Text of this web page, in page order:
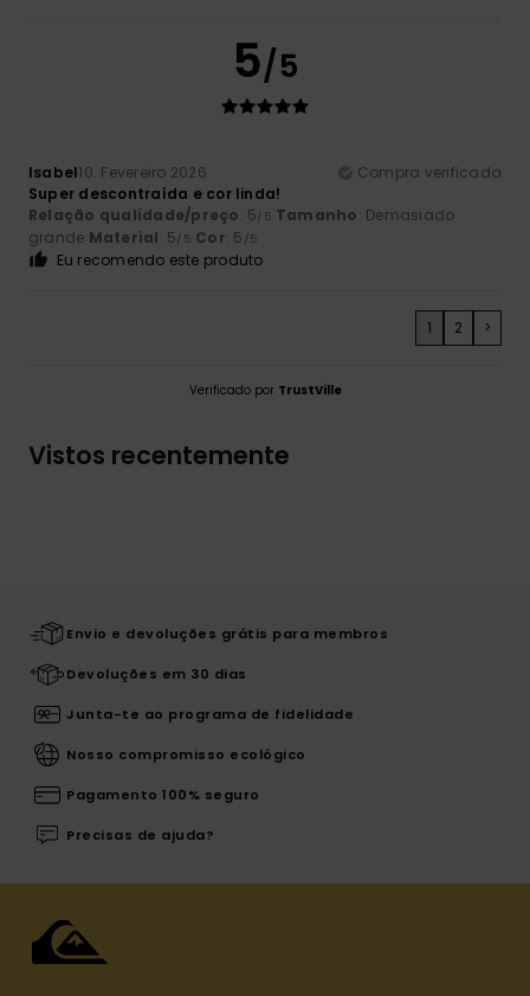
5/5
Isabel10. Fevereiro 2026
Compra verificada
Super descontraída e cor linda!
Relação qualidade/preço: 5/5 Tamanho: Demasiado
grande Material: 5/5 Cor: 5 /5
Eu recomendo este produto
1 2 >
Verificado por TrustVille
Vistos recentemente
Envio e devoluções grátis para membros
Devoluções em 30 dias
Junta-te ao programa de fidelidade
Nosso compromisso ecológico
Pagamento 100% seguro
Precisas de ajuda?